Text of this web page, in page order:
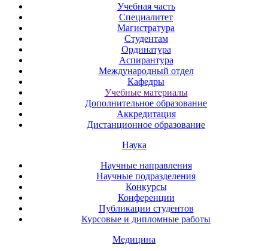
Учебная часть
Специалитет
Магистратура
Студентам
Ординатура
Аспирантура
Международный отдел
Кафедры
Учебные материалы
Дополнительное образование
Аккредитация
Дистанционное образование
Наука
Научные направления
Научные подразделения
Конкурсы
Конференции
Публикации студентов
Курсовые и дипломные работы
Медицина